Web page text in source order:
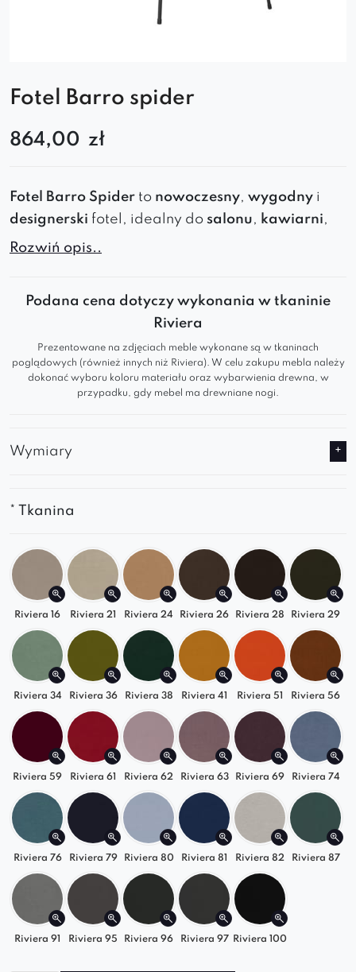
Fotel Barro spider
864,00 zł
Fotel Barro Spider to nowoczesny, wygodny i
designerski fotel , idealny do salonu, kawiarni,
biuraczyloftowego
maksymalnykomfort i trwałość na lata.
Jest idealnym wyborem dla osób, które cenią
sobie zarównowygodę, jak iestetykęw
swoim otoczeniu.
Model z subtelnym wycięciem w oparciu
jednocześnie oferując pewne ułatwienia lub
Fotel posiada solidne podłokietniki, które są
naturalnej pozycji ramion i dłoni
użytkownika.
Dzięki
piance wysokoelastycznej
mebel
zapewnia przyjemne wsparcie dla ciała, co
sprawia, że jest idealnym wyborem dla tych,
którzy cenią sobie
komfort podczas długich
godzin siedzenia.
Mebel jestdostępny w różnych rodzajach
materiałów tapicerskich
, co pozwala
dopasować go do indywidualnych
preferencji estetycznych.
Metalowe, wzmacniane nogi dają
gwarancjęstabilnościiwytrzymałości.
Fotel umożliwia
relaksi wygodne
siedzenie
zarówno podczas odpoczynku w kawiarni,
jak i długich godzin pracy w biurze.
Rozwiń opis..
Podana cena dotyczy wykonania w tkaninie
Riviera
Prezentowane na zdjęciach meble wykonane są w tkaninach
poglądowych (również innych niż Riviera). W celu zakupu mebla należy
dokonać wyboru koloru materiału oraz wybarwienia drewna, w
przypadku, gdy mebel ma drewniane nogi.
Wymiary
* Tkanina
Riviera 16 Riviera 21 Riviera 24 Riviera 26 Riviera 28 Riviera 29
Riviera 34 Riviera 36 Riviera 38 Riviera 41 Riviera 51 Riviera 56
Riviera 59 Riviera 61 Riviera 62 Riviera 63 Riviera 69 Riviera 74
Riviera 76 Riviera 79 Riviera 80 Riviera 81 Riviera 82 Riviera 87
Riviera 91 Riviera 95 Riviera 96 Riviera 97 Riviera 100